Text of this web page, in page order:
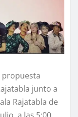
propuesta
junto a
Rajatabla de